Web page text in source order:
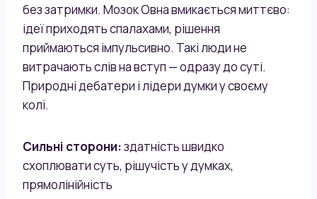
без затримки. Мозок Овна вмикається миттєво:
ідеї приходять спалахами, рішення
приймаються імпульсивно. Такі люди не
витрачають слів на вступ — одразу до суті.
Природні дебатери і лідери думки у своєму
колі.
Сильні сторони:здатність швидко
схоплювати суть, рішучість у думках,
прямолінійність